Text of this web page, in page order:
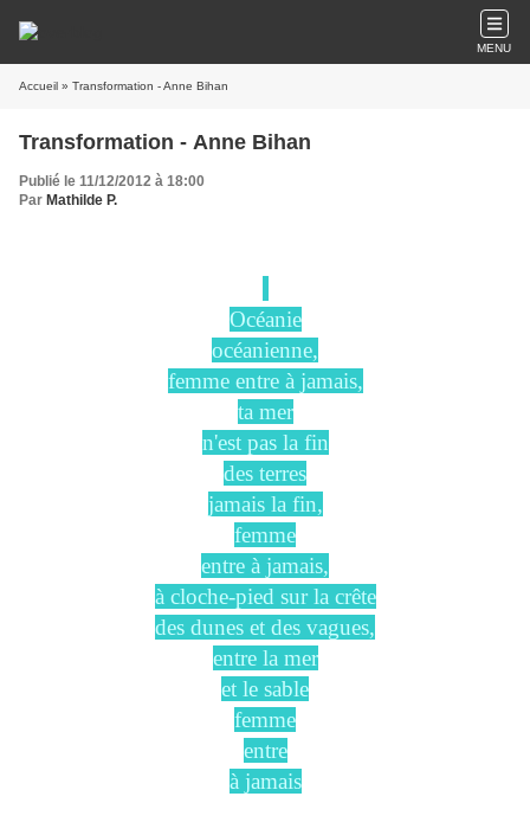
MENU
Accueil » Transformation - Anne Bihan
Transformation - Anne Bihan
Publié le 11/12/2012 à 18:00
Par Mathilde P.
Océanie
océanienne,
femme entre à jamais,
ta mer
n'est pas la fin
des terres
jamais la fin,
femme
entre à jamais,
à cloche-pied sur la crête
des dunes et des vagues,
entre la mer
et le sable
femme
entre
à jamais